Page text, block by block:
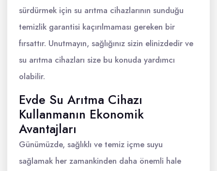
sürdürmek için su arıtma cihazlarının sunduğu
temizlik garantisi kaçırılmaması gereken bir
fırsattır. Unutmayın, sağlığınız sizin elinizdedir ve
su arıtma cihazları size bu konuda yardımcı
olabilir.
Evde Su Arıtma Cihazı
Kullanmanın Ekonomik
Avantajları
Günümüzde, sağlıklı ve temiz içme suyu
sağlamak her zamankinden daha önemli hale